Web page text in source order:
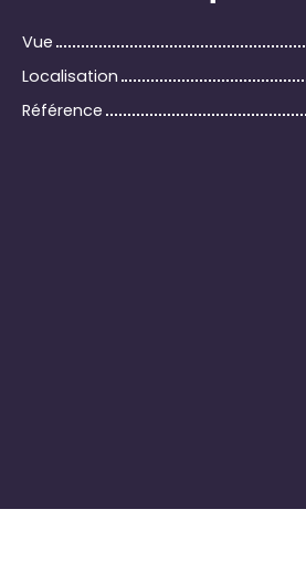
Vue
Localisation
Référence